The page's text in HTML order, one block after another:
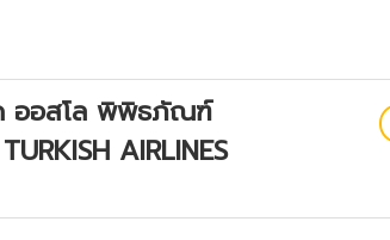
ด ออสโล พิพิธภัณฑ์
AIRLINES